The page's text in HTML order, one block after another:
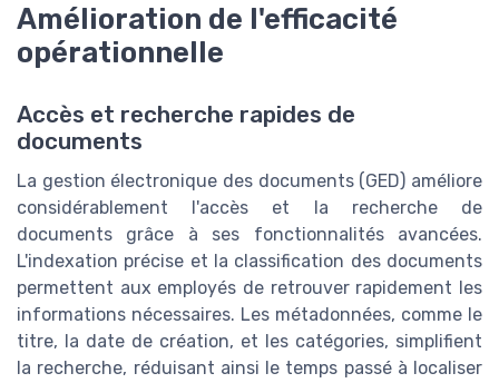
Amélioration de l'efficacité
opérationnelle
Accès et recherche rapides de
documents
La gestion électronique des documents (GED) améliore
considérablement l'accès et la recherche de
documents grâce à ses fonctionnalités avancées.
L'indexation précise et la classification des documents
permettent aux employés de retrouver rapidement les
informations nécessaires. Les métadonnées, comme le
titre, la date de création, et les catégories, simplifient
la recherche, réduisant ainsi le temps passé à localiser